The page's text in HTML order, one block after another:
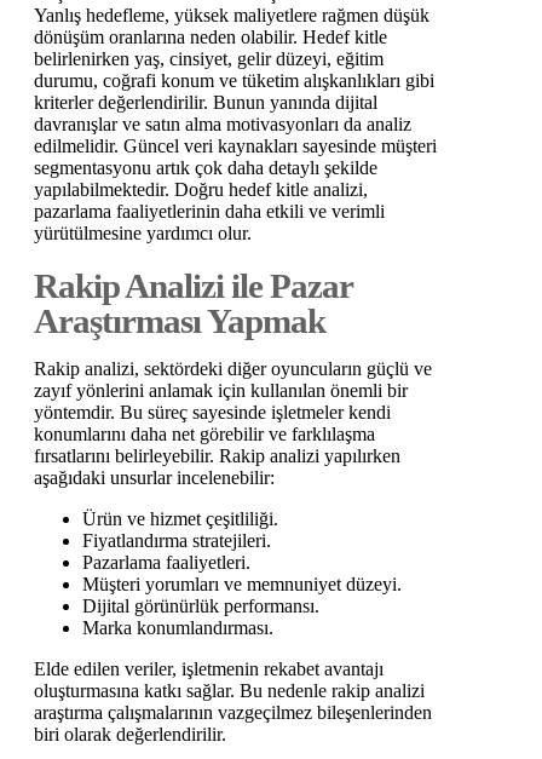
Yanlış hedefleme, yüksek maliyetlere rağmen düşük
dönüşüm oranlarına neden olabilir. Hedef kitle
belirlenirken yaş, cinsiyet, gelir düzeyi, eğitim
durumu, coğrafi konum ve tüketim alışkanlıkları gibi
kriterler değerlendirilir. Bunun yanında dijital
davranışlar ve satın alma motivasyonları da analiz
edilmelidir. Güncel veri kaynakları sayesinde müşteri
segmentasyonu artık çok daha detaylı şekilde
yapılabilmektedir. Doğru hedef kitle analizi,
pazarlama faaliyetlerinin daha etkili ve verimli
yürütülmesine yardımcı olur.
Rakip Analizi ile Pazar
Araştırması Yapmak
Rakip analizi, sektördeki diğer oyuncuların güçlü ve
zayıf yönlerini anlamak için kullanılan önemli bir
yöntemdir. Bu süreç sayesinde işletmeler kendi
konumlarını daha net görebilir ve farklılaşma
fırsatlarını belirleyebilir. Rakip analizi yapılırken
aşağıdaki unsurlar incelenebilir:
Ürün ve hizmet çeşitliliği.
Fiyatlandırma stratejileri.
Pazarlama faaliyetleri.
Müşteri yorumları ve memnuniyet düzeyi.
Dijital görünürlük performansı.
Marka konumlandırması.
Elde edilen veriler, işletmenin rekabet avantajı
oluşturmasına katkı sağlar. Bu nedenle rakip analizi
araştırma çalışmalarının vazgeçilmez bileşenlerinden
biri olarak değerlendirilir.